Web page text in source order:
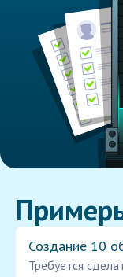
Создание 10
Требуется